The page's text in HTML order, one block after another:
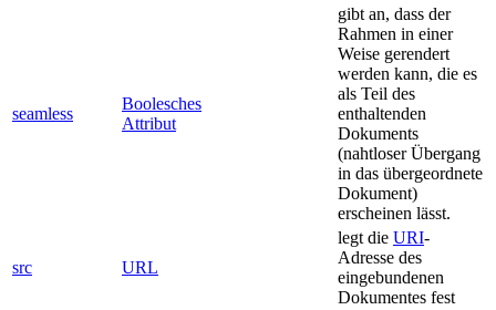
seamless
Boolesches
Attribut
gibt an, dass der
Rahmen in einer
Weise gerendert
werden kann, die es
als Teil des
enthaltenden
Dokuments
(nahtloser Übergang
in das übergeordnete
Dokument)
erscheinen lässt.
src URL
legt die URI-
Adresse des
eingebundenen
Dokumentes fest